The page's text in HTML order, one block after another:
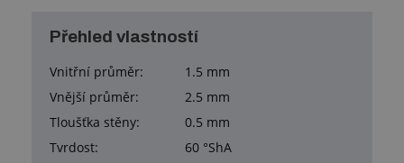
Přehled vlastností
Vnitřní průměr:
1.5 mm
Vnější průměr:
2.5 mm
Tloušťka stěny:
0.5 mm
Tvrdost:
60 °ShA